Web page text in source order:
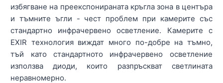
избягване на преекспонираната кръгла зона в центъра
и тъмните ъгли - чест проблем при камерите със
стандартно инфрачервено осветление. Камерите с
EXIR технология виждат много по-добре на тъмно,
тъй като стандартното инфрачервено осветление
използва диоди, които разпръскват светлината
неравномерно.